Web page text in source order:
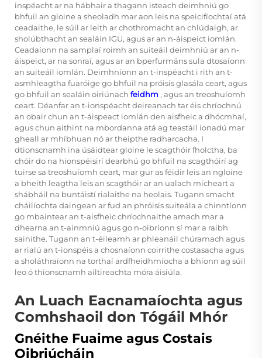
inspéacht ar na hábhair a thagann isteach deimhniú go
bhfuil an gloine a sheoladh mar aon leis na speicifíochtaí atá
ceadaithe, le súil ar leith ar chothromacht an chlúdaigh, ar
sholúbthacht an sealáin IGU, agus ar an n-áispeict iomlán.
Ceadaíonn na samplaí roimh an suiteáil deimhniú ar an n-
áispeict, ar na sonraí, agus ar an bperfurmáns sula dtosaíonn
an suiteáil iomlán. Deimhníonn an t-inspéacht i rith an t-
asmhleagtha fuaróige go bhfuil na próisis glasála ceart, agus
go bhfuil an sealáin oiriúnach feidhm, agus an treoshuíomh
ceart. Déanfar an t-ionspéacht deireanach tar éis chríochnú
an obair chun an t-áispeact iomlán den aisfheic a dhócmhaí,
agus chun aithint na mbordanna atá ag teastáil ionadú mar
gheall ar mhíbhuan nó ar theipthe radharcacha. I
dtionscnamh ina úsáidtear gloine le scagthóir fholctha, ba
chóir do na hionspéisirí dearbhú go bhfuil na scagthóirí ag
tuirse sa treoshuíomh ceart, mar gur as féidir leis an ngloine
a bheith leagtha leis an scagthóir ar an ualach mícheart a
shábháil na buntáistí rialaithe na heolais. Tugann smacht
cháilíochta daingean ar fud an phróisis suiteála a chinntíonn
go mbaintear an t-aisfheic chríochnaithe amach mar a
dhearna an t-ainmniú agus go n-oibríonn sí mar a raibh
sainithe. Tugann an t-éileamh ar phleanáil chúramach agus
ar rialú an t-ionspéis a chosnaíonn coirrithe costasacha agus
a sholáthraíonn na torthaí ardfheidhmíocha a bhíonn ag súil
leo ó thionscnamh ailtireachta móra áisiúla.
An Luach Eacnamaíochta agus
Comhshaoil don Tógáil Mhór
Gnéithe Fuaime agus Costais
Oibriúcháin